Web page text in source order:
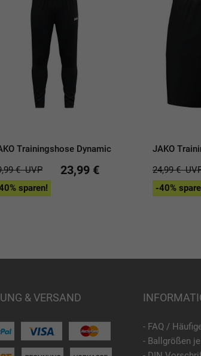
Trainingshose Dynamic
€UVP 23,99 €
sparen!
JAKO
24,99 €
-40%
& VERSAND
- FAQ /
- Ballgrößen